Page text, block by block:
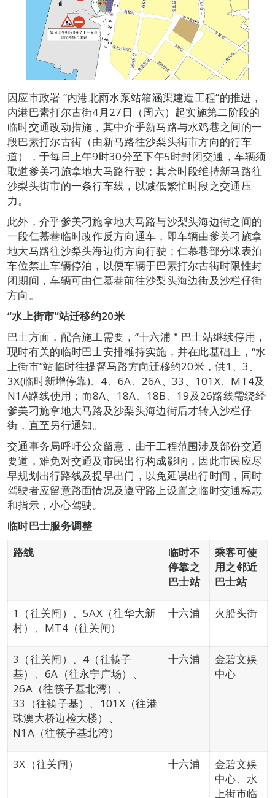
因应市政署 “内港北雨水泵站箱涵渠建造工程”的推进，
内港巴素打尔古街4月27日（周六）起实施第二阶段的
临时交通改动措施，其中介乎新马路与水鸡巷之间的一
段巴素打尔古街（由新马路往沙梨头街市方向的行车
道），于每日上午9时30分至下午5时封闭交通，车辆须
取道爹美刁施拿地大马路行驶；其余时段维持新马路往
沙梨头街市的一条行车线，以减低繁忙时段之交通压
力。
此外，介乎爹美刁施拿地大马路与沙梨头海边街之间的
一段仁慕巷临时改作反方向通车，即车辆由爹美刁施拿
地大马路往沙梨头海边街方向行驶；仁慕巷部分咪表泊
车位禁止车辆停泊，以便车辆于巴素打尔古街时限性封
闭期间，车辆可由仁慕巷前往沙梨头海边街及沙栏仔街
方向。
“水上街市”站迁移约20米
巴士方面，配合施工需要，“十六浦＂巴士站继续停用，
现时有关的临时巴士安排维持实施，并在此基础上，“水
上街市”站临时往提督马路方向迁移约20米，供1、3、
3X(临时新增停靠)、4、6A、26A、33、101X、MT4及
N1A路线使用；而8A、18A、18B、19及26路线需绕经
爹美刁施拿地大马路及沙梨头海边街后才转入沙栏仔
街，直至另行通知。
交通事务局呼吁公众留意，由于工程范围涉及部份交通
要道，难免对交通及市民出行构成影响，因此市民应尽
早规划出行路线及提早出门，以免延误出行时间，同时
驾驶者应留意路面情况及遵守路上设置之临时交通标志
和指示，小心驾驶。
临时巴士服务调整
路线
临时不
停靠之
巴士站
乘客可使
用之邻近
巴士站
1（往关闸）、5AX（往华大新
村）、MT4（往关闸）
十六浦 火船头街
3（往关闸）、4（往筷子
基）、6A（往永宁广场）、
26A（往筷子基北湾）、
33（往筷子基）、101X（往港
珠澳大桥边检大楼）、
N1A（往筷子基北湾）
十六浦
金碧文娱
中心
3X（往关闸） 十六浦
金碧文娱
中心、水
上街市临